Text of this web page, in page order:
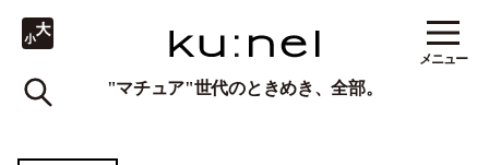
"マチュア"世代のときめき、全部。
メニュー